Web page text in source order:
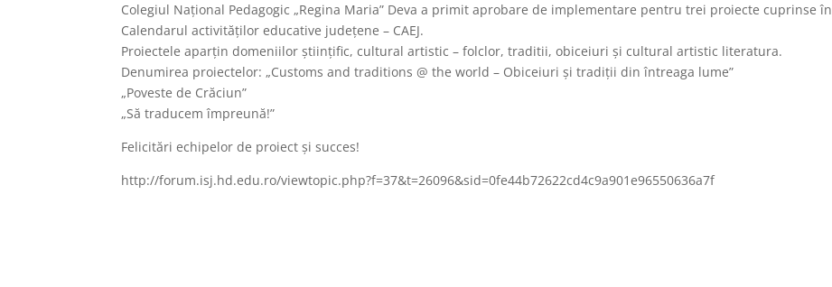
Colegiul Național Pedagogic „Regina Maria” Deva a primit aprobare de implementare pentru trei proiecte cuprinse în
Calendarul activităților educative județene – CAEJ.
Proiectele aparțin domeniilor științific, cultural artistic – folclor, traditii, obiceiuri și cultural artistic literatura.
Denumirea proiectelor: „Customs and traditions @ the world – Obiceiuri și tradiții din întreaga lume”
„Poveste de Crăciun”
„Să traducem împreună!”
Felicitări echipelor de proiect și succes!
http://forum.isj.hd.edu.ro/viewtopic.php?f=37&t=26096&sid=0fe44b72622cd4c9a901e96550636a7f